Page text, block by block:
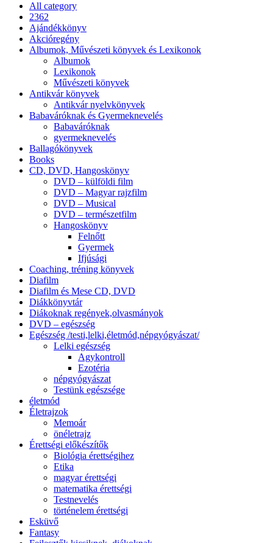
All category
2362
Ajándékkönyv
Akcióregény
Albumok, Művészeti könyvek és Lexikonok
Albumok
Lexikonok
Művészeti könyvek
Antikvár könyvek
Antikvár nyelvkönyvek
Babaváróknak és Gyermeknevelés
Babaváróknak
gyermeknevelés
Ballagókönyvek
Books
CD, DVD, Hangoskönyv
DVD – külföldi film
DVD – Magyar rajzfilm
DVD – Musical
DVD – természetfilm
Hangoskönyv
Felnőtt
Gyermek
Ifjúsági
Coaching, tréning könyvek
Diafilm
Diafilm és Mese CD, DVD
Diákkönyvtár
Diákoknak regények,olvasmányok
DVD – egészség
Egészség /testi,lelki,életmód,népgyógyászat/
Lelki egészség
Agykontroll
Ezotéria
népgyógyászat
Testünk egészsége
életmód
Életrajzok
Memoár
önéletrajz
Érettségi előkészítők
Biológia érettségihez
Etika
magyar érettségi
matematika érettségi
Testnevelés
történelem érettségi
Esküvő
Fantasy